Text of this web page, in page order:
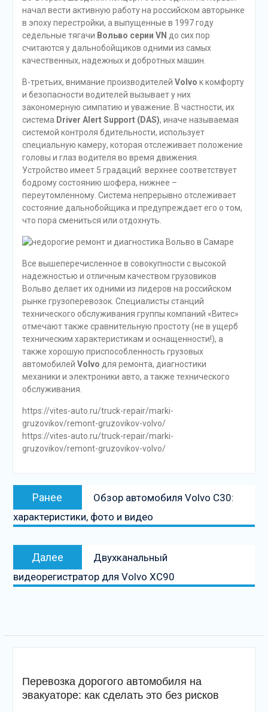
начал вести активную работу на российском авторынке
в эпоху перестройки, а выпущенные в 1997 году
седельные тягачи Вольво серии VN до сих пор
считаются у дальнобойщиков одними из самых
качественных, надежных и добротных машин.
В-третьих, внимание производителей Volvo к комфорту
и безопасности водителей вызывает у них
закономерную симпатию и уважение. В частности, их
система Driver Alert Support (DAS), иначе называемая
системой контроля бдительности, использует
специальную камеру, которая отслеживает положение
головы и глаз водителя во время движения.
Устройство имеет 5 градаций: верхнее соответствует
бодрому состоянию шофера, нижнее –
переутомленному. Система непрерывно отслеживает
состояние дальнобойщика и предупреждает его о том,
что пора смениться или отдохнуть.
Все вышеперечисленное в совокупности с высокой
надежностью и отличным качеством грузовиков
Вольво делает их одними из лидеров на российском
рынке грузоперевозок. Специалисты станций
технического обслуживания группы компаний «Витес»
отмечают также сравнительную простоту (не в ущерб
техническим характеристикам и оснащенности!), а
также хорошую приспособленность грузовых
автомобилей Volvo для ремонта, диагностики
механики и электроники авто, а также технического
обслуживания.
https://vites-auto.ru/truck-repair/marki-
gruzovikov/remont-gruzovikov-volvo/
https://vites-auto.ru/truck-repair/marki-
gruzovikov/remont-gruzovikov-volvo/
Навигация
записям
Ранее
Предыдущая
запись:
Обзор автомобиля Volvo С30:
характеристики, фото и видео
Далее
Следующая
запись
Двухканальный
видеорегистратор для Volvo XC90
Перевозка дорогого автомобиля на
эвакуаторе: как сделать это без рисков